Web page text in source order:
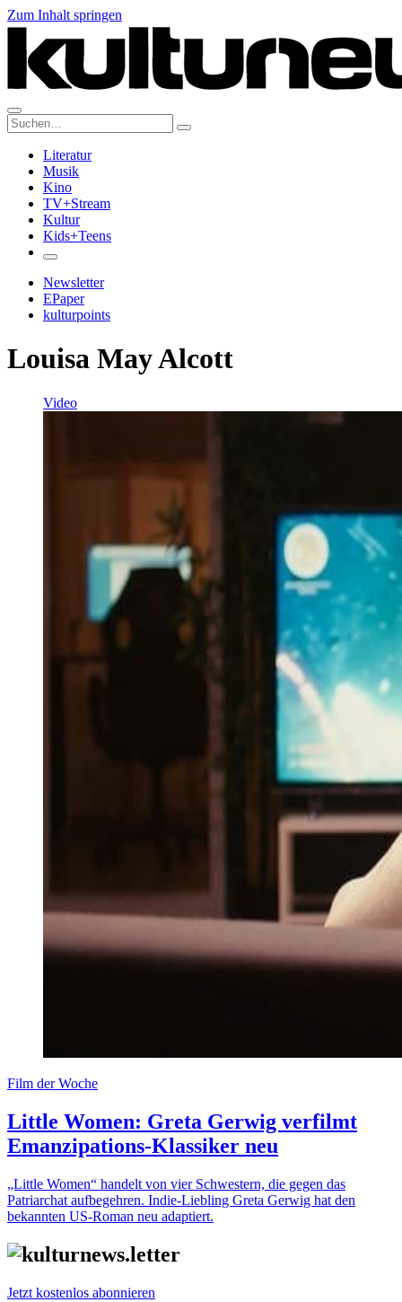
Zum Inhalt springen
Suche:
Literatur
Musik
Kino
TV+Stream
Kultur
Kids+Teens
Newsletter
EPaper
kulturpoints
Louisa May Alcott
Video
Film der Woche
Little Women: Greta Gerwig verfilmt
Emanzipations-Klassiker neu
„Little Women“ handelt von vier Schwestern, die gegen das
Patriarchat aufbegehren. Indie-Liebling Greta Gerwig hat den
bekannten US-Roman neu adaptiert.
Jetzt kostenlos abonnieren